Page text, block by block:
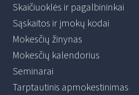
Skaičiuoklės ir pagalbininkai
Sąskaitos ir įmokų kodai
Mokesčių žinynas
Mokesčių kalendorius
Seminarai
Tarptautinis apmokestinimas